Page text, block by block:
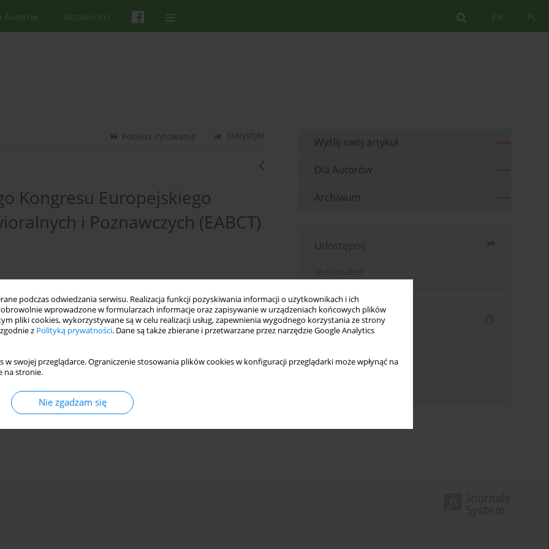
podczas odwiedzania serwisu. Realizacja funkcji pozyskiwania informacji o użytkownikach i ich
wprowadzone w formularzach informacje oraz zapisywanie w urządzeniach końcowych plików
pliki cookies, wykorzystywane są w celu realizacji usług, zapewnienia wygodnego korzystania ze strony
z Polityką prywatności. Dane są także zbierane i przetwarzane przez narzędzie Google Analytics
w swojej przeglądarce. Ograniczenie stosowania plików cookies w konfiguracji przeglądarki może wpłynąć na
na stronie.
Nie zgadzam się
PL
EN
Autorów Aktualności
Statystyki
Pobierz cytowanie
Kongresu Europejskiego
i Poznawczych (EABCT)
Wyślij swój artykuł
Dla Autorów
Archiwum
Udostępnij
Wyślij mailem
Indeksy
Indeks dziedzin